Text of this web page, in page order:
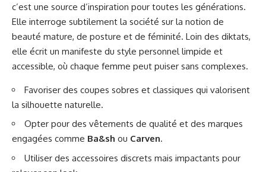
c’est une source d’inspiration pour toutes les générations.
Elle interroge subtilement la société sur la notion de
beauté mature, de posture et de féminité. Loin des diktats,
elle écrit un manifeste du style personnel limpide et
accessible, où chaque femme peut puiser sans complexes.
Favoriser des coupes sobres et classiques qui valorisent
la silhouette naturelle.
Opter pour des vêtements de qualité et des marques
engagées comme Ba&sh ou Carven.
Utiliser des accessoires discrets mais impactants pour